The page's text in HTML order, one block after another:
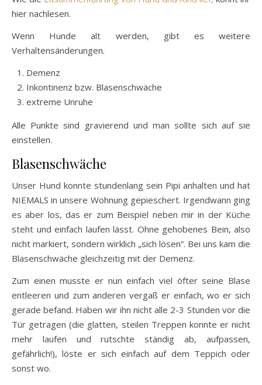
hier nachlesen.
Wenn Hunde alt werden, gibt es weitere
Verhaltensänderungen.
Demenz
Inkontinenz bzw. Blasenschwäche
extreme Unruhe
Alle Punkte sind gravierend und man sollte sich auf sie
einstellen.
Blasenschwäche
Unser Hund konnte stundenlang sein Pipi anhalten und hat
NIEMALS in unsere Wohnung gepieschert. Irgendwann ging
es aber los, das er zum Beispiel neben mir in der Küche
steht und einfach laufen lässt. Ohne gehobenes Bein, also
nicht markiert, sondern wirklich „sich lösen“. Bei uns kam die
Blasenschwäche gleichzeitig mit der Demenz.
Zum einen musste er nun einfach viel öfter seine Blase
entleeren und zum anderen vergaß er einfach, wo er sich
gerade befand. Haben wir ihn nicht alle 2-3 Stunden vor die
Tür getragen (die glatten, steilen Treppen konnte er nicht
mehr laufen und rutschte ständig ab, aufpassen,
gefährlich!), löste er sich einfach auf dem Teppich oder
sonst wo.